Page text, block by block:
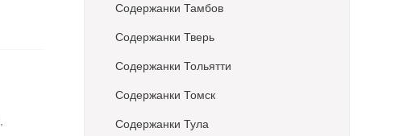
Содержанки Тамбов
Содержанки Тверь
Содержанки Тольятти
Содержанки Томск
Содержанки Тула